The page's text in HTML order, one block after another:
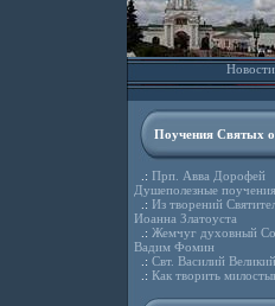
Новости
Поучения Святых
.: Прп. Авва Дорофей
Душеполезные поучения
.: Из творений
Иоанна Златоуста
.: Жемчуг духовный
Вадим Фомин
.: Свт. Василий
.: Как творить